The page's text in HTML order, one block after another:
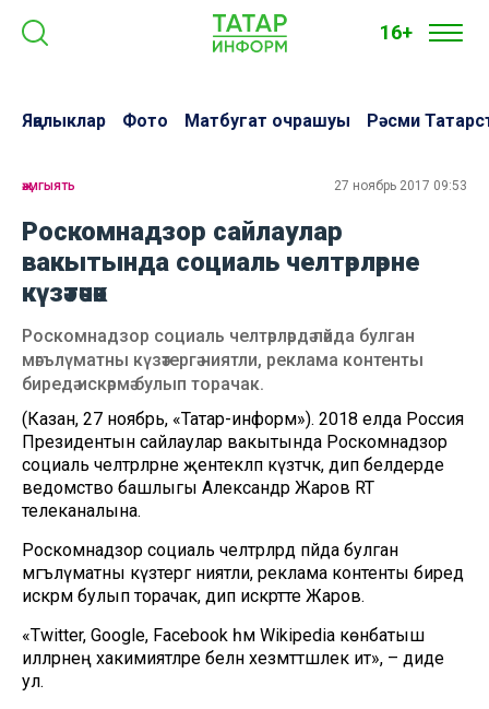
16+
Яңалыклар Фото Матбугат очрашуы Рәсми
җәмгыять 27 ноябрь 2017 09:53
Роскомнадзор сайлаулар
вакытында социаль челтәрләрне
күзәтәчәк
Роскомнадзор социаль челтәрләрдә пәйда булган
мәгълүматны күзәтергә ниятли, реклама контенты
биредә искәрмә булып торачак.
(Казан, 27 ноябрь, «Татар-информ»). 2018 елда Россия
Президентын сайлаулар вакытында Роскомнадзор
социаль челтәрләрне җентекләп күзәтәчәк, дип белдерде
ведомство башлыгы Александр Жаров RT
телеканалына.
Роскомнадзор социаль челтәрләрдә пәйда булган
мәгълүматны күзәтергә ниятли, реклама контенты биредә
искәрмә булып торачак, дип искәртте Жаров.
«Twitter, Google, Facebook һәм Wikipedia көнбатыш
илләрнең хакимиятләре белән хезмәттәшлек итә», – диде
ул.